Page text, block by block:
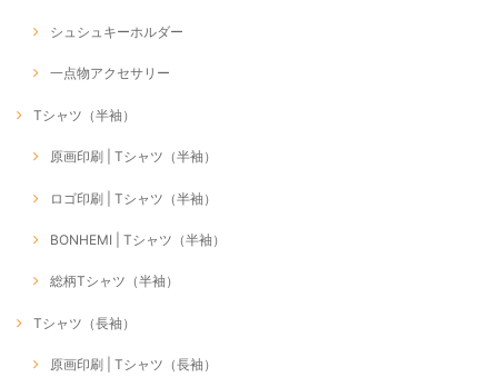
シュシュキーホルダー
一点物アクセサリー
Tシャツ（半袖）
原画印刷 | Tシャツ（半袖）
ロゴ印刷 | Tシャツ（半袖）
BONHEMI | Tシャツ（半袖）
総柄Tシャツ（半袖）
Tシャツ（長袖）
原画印刷 | Tシャツ（長袖）